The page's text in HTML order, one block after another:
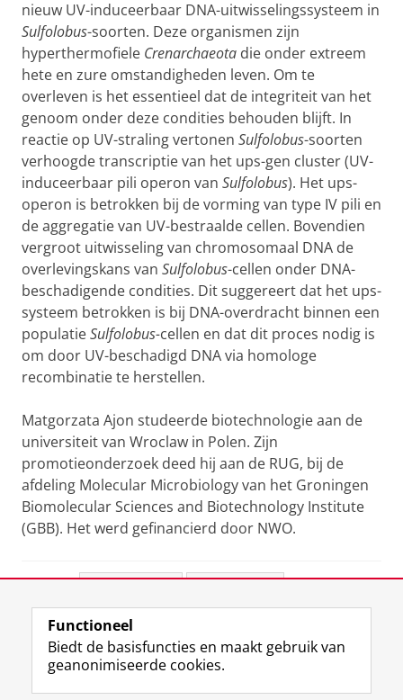
nieuw UV-induceerbaar DNA-uitwisselingssysteem in
Sulfolobus-soorten. Deze organismen zijn
hyperthermofiele Crenarchaeota die onder extreem
hete en zure omstandigheden leven. Om te
overleven is het essentieel dat de integriteit van het
genoom onder deze condities behouden blijft. In
reactie op UV-straling vertonen Sulfolobus-soorten
verhoogde transcriptie van het ups-gen cluster (UV-
induceerbaar pili operon van Sulfolobus). Het ups-
operon is betrokken bij de vorming van type IV pili en
de aggregatie van UV-bestraalde cellen. Bovendien
vergroot uitwisseling van chromosomaal DNA de
overlevingskans van Sulfolobus-cellen onder DNA-
beschadigende condities. Dit suggereert dat het ups-
systeem betrokken is bij DNA-overdracht binnen een
populatieSulfolobus-cellen en dat dit proces nodig is
om door UV-beschadigd DNA via homologe
recombinatie te herstellen.
Matgorzata Ajon studeerde biotechnologie aan de
universiteit van Wroclaw in Polen. Zijn
promotieonderzoek deed hij aan de RUG, bij de
afdeling Molecular Microbiology van het Groningen
Biomolecular Sciences and Biotechnology Institute
(GBB). Het werd gefinancierd door NWO.
View this page in:English
F L R I Y
Functioneel
Biedt de basisfuncties en maakt gebruik van
geanonimiseerde cookies.